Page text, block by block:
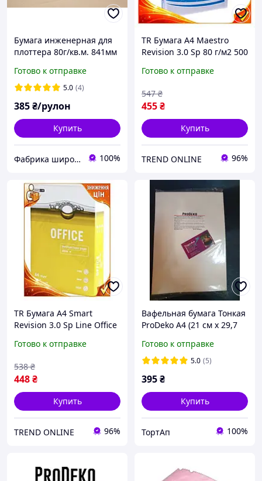
Бумага инженерная для
плоттера 80г/кв.м. 841мм
Готово к отправке
5.0 (4)
385₴/рулон
Купить
Фабрика широкоформатной бумаги 100%
TR Бумага А4 Maestro
Revision 3.0 Sp 80 г/м2 500
печати и письма без
Готово к отправке
455₴
547 ₴
Купить
TREND ONLINE 96%
TR Бумага А4 Smart
Revision 3.0 Sp Line Office
бумага без покрытия для
Готово к отправке
448₴
538 ₴
Купить
TREND ONLINE 96%
Вафельная бумага Тонкая
ProDeko А4 (21 см х 29,7
листов, Германия.
Готово к отправке
5.0 (5)
395₴
Купить
ТортАп 100%